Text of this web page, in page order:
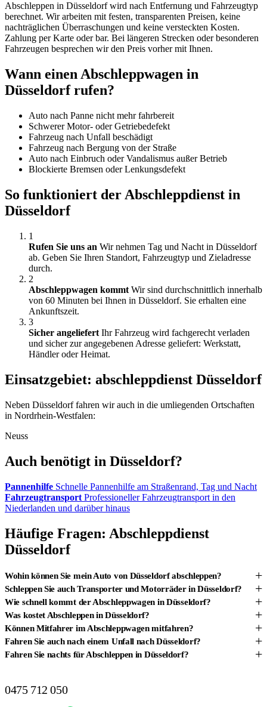
Abschleppen in Düsseldorf wird nach Entfernung und Fahrzeugtyp
berechnet. Wir arbeiten mit festen, transparenten Preisen, keine
nachträglichen Überraschungen und keine versteckten Kosten.
Zahlung per Karte oder bar. Bei längeren Strecken oder besonderen
Fahrzeugen besprechen wir den Preis vorher mit Ihnen.
Wann einen Abschleppwagen in
Düsseldorf rufen?
Auto nach Panne nicht mehr fahrbereit
Schwerer Motor- oder Getriebedefekt
Fahrzeug nach Unfall beschädigt
Fahrzeug nach Bergung von der Straße
Auto nach Einbruch oder Vandalismus außer Betrieb
Blockierte Bremsen oder Lenkungsdefekt
So funktioniert der Abschleppdienst in
Düsseldorf
1
Rufen Sie uns an Wir nehmen Tag und Nacht in Düsseldorf
ab. Geben Sie Ihren Standort, Fahrzeugtyp und Zieladresse
durch.
2
Abschleppwagen kommt Wir sind durchschnittlich innerhalb
von 60 Minuten bei Ihnen in Düsseldorf. Sie erhalten eine
Ankunftszeit.
3
Sicher angeliefert Ihr Fahrzeug wird fachgerecht verladen
und sicher zur angegebenen Adresse geliefert: Werkstatt,
Händler oder Heimat.
Einsatzgebiet: abschleppdienst Düsseldorf
Neben Düsseldorf fahren wir auch in die umliegenden Ortschaften
in Nordrhein-Westfalen:
Neuss
Auch benötigt in Düsseldorf?
Pannenhilfe Schnelle Pannenhilfe am Straßenrand, Tag und Nacht
Fahrzeugtransport Professioneller Fahrzeugtransport in den
Niederlanden und darüber hinaus
Häufige Fragen: Abschleppdienst
Düsseldorf
Wohin können Sie mein Auto von Düsseldorf abschleppen? +
Schleppen Sie auch Transporter und Motorräder in Düsseldorf? +
Wie schnell kommt der Abschleppwagen in Düsseldorf? +
Was kostet Abschleppen in Düsseldorf? +
Können Mitfahrer im Abschleppwagen mitfahren? +
Fahren Sie auch nach einem Unfall nach Düsseldorf? +
Fahren Sie nachts für Abschleppen in Düsseldorf? +
0475 712 050